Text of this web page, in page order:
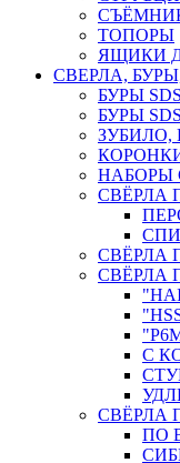
ТОПОРЫ
ЯЩИКИ
СВЕРЛА,
БУРЫ
БУРЫ
ЗУБИЛО,
НАБОРЫ
СВЁРЛА
СВЁРЛА
СВЁРЛА
С
СВЁРЛА
ПО